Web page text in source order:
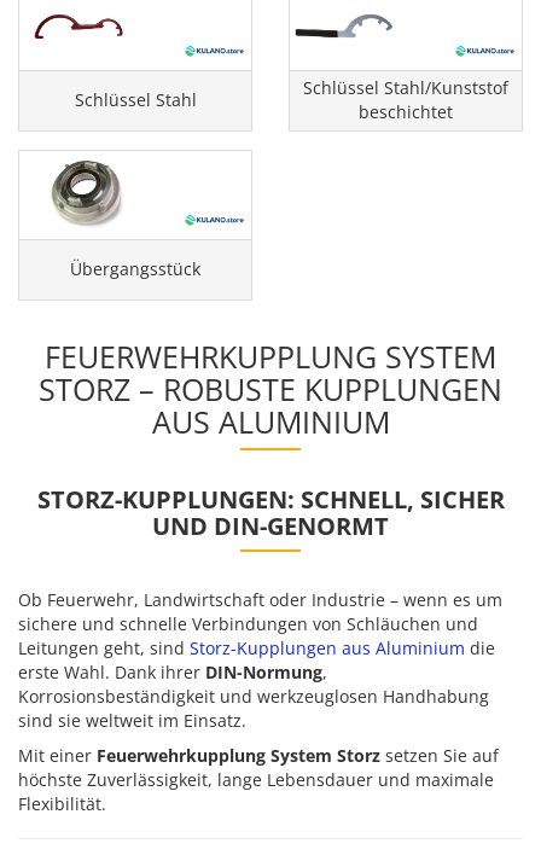
Schlüssel Stahl
Schlüssel Stahl/Kunststof
beschichtet
Übergangsstück
FEUERWEHRKUPPLUNG SYSTEM
STORZ – ROBUSTE KUPPLUNGEN
AUS ALUMINIUM
STORZ-KUPPLUNGEN: SCHNELL, SICHER
UND DIN-GENORMT
Ob Feuerwehr, Landwirtschaft oder Industrie – wenn es um
sichere und schnelle Verbindungen von Schläuchen und
Leitungen geht, sind Storz-Kupplungen aus Aluminium die
erste Wahl. Dank ihrer DIN-Normung,
Korrosionsbeständigkeit und werkzeuglosen Handhabung
sind sie weltweit im Einsatz.
Mit einer Feuerwehrkupplung System Storz setzen Sie auf
höchste Zuverlässigkeit, lange Lebensdauer und maximale
Flexibilität.